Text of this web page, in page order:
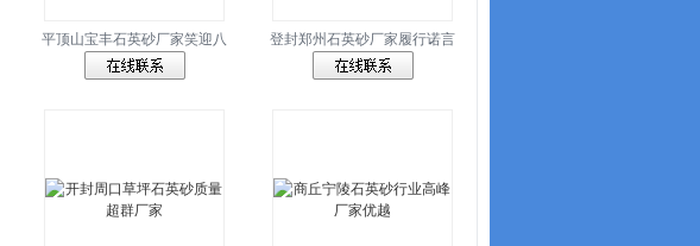
平顶山宝丰石英砂厂家笑迎八 登封郑州石英砂厂家履行诺言